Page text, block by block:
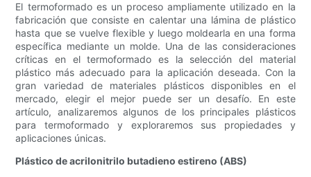
El termoformado es un proceso ampliamente utilizado en la
fabricación que consiste en calentar una lámina de plástico
hasta que se vuelve flexible y luego moldearla en una forma
específica mediante un molde. Una de las consideraciones
críticas en el termoformado es la selección del material
plástico más adecuado para la aplicación deseada. Con la
gran variedad de materiales plásticos disponibles en el
mercado, elegir el mejor puede ser un desafío. En este
artículo, analizaremos algunos de los principales plásticos
para termoformado y exploraremos sus propiedades y
aplicaciones únicas.
Plástico de acrilonitrilo butadieno estireno (ABS)